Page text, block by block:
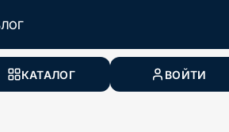
КАТАЛОГ ВОЙТИ